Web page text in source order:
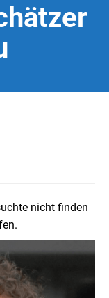
nicht finden